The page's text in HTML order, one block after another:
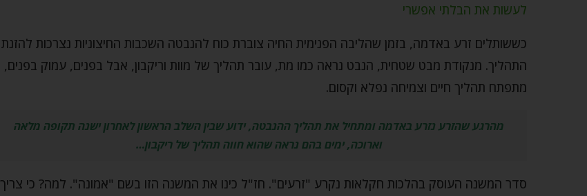
לעשות את הבלתי אפשרי
כששותלים זרע באדמה, בזמן שהליבה הפנימית החיה צוברת כוח להנבטה השכבות החיצוניות נצרכות להזנת
התהליך. מנקודת מבט שטחית, הנבט נראה כמו מת, עובר תהליך של מוות וריקבון, אבל בפנים, עמוק בפנים,
מתפתח תהליך חיים וצמיחה נפלא וקסום.
מהרגע שהזרע נזרע באדמה ומתחיל את תהליך ההנבטה, ידוע שבין השלב הראשון לאחרון ישנה תקופה מלאה
וארוכה, ימים בהם נראה שהוא חווה תהליך של ריקבון…
סדר המשנה העוסק בהלכות חקלאות נקרע "זרעים". חז"ל כינו את המשנה הזו בשם "אמונה". למה? כי צריך